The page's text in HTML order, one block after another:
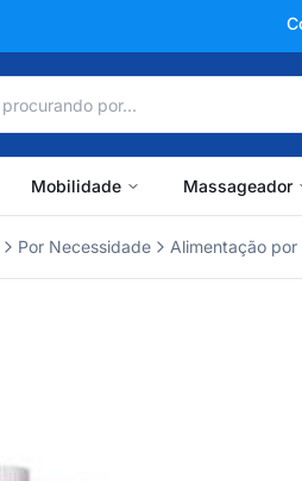
Mobilidade Massageador
Por Necessidade Alimentação por